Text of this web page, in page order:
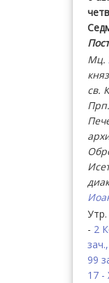
Мц.
св.
Прп.
- 2
99
17 -